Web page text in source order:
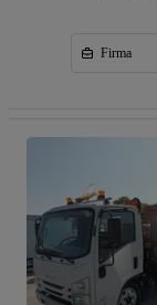
Firma